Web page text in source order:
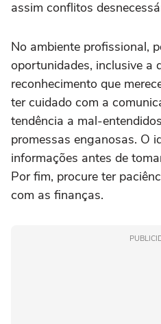
assim conflitos
No ambiente profissional,
oportunidades, inclusive a
reconhecimento que
ter cuidado com a
tendência a mal-
promessas enganosas. O
informações antes de
Por fim, procure ter
com as finanças.